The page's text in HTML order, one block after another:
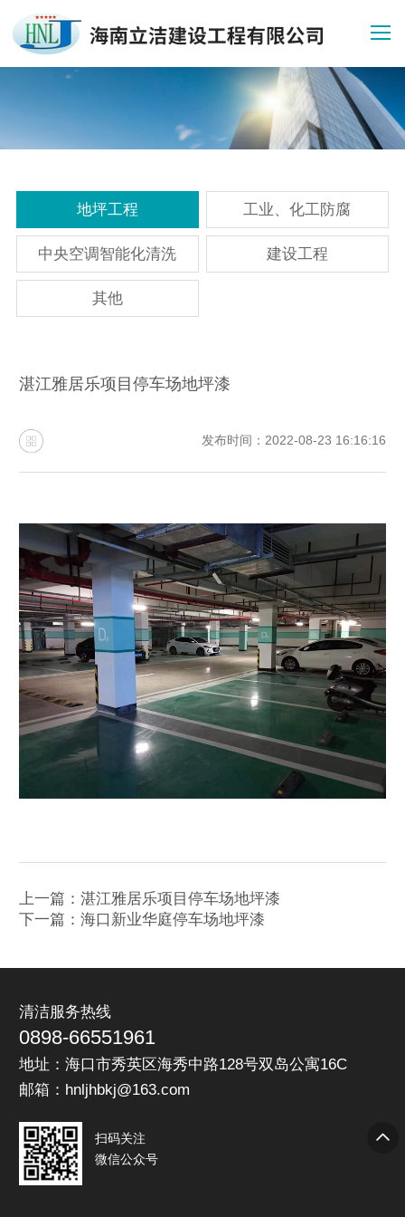
地坪工程 工业、化工防腐
中央空调智能化清洗 建设工程
其他
湛江雅居乐项目停车场地坪漆
发布时间：2022-08-23 16:16:16
上一篇：湛江雅居乐项目停车场地坪漆
下一篇：海口新业华庭停车场地坪漆
清洁服务热线
0898-66551961
地址：海口市秀英区海秀中路128号双岛公寓16C
邮箱：hnljhbkj@163.com
扫码关注
微信公众号